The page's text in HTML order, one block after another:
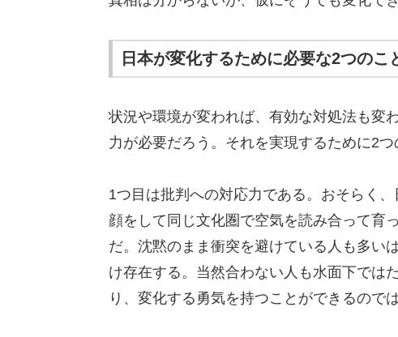
日本が変化するために必要な2つのこ
状況や環境が変われば、有効な対処法も変
力が必要だろう。それを実現するために2つ
1つ目は批判への対応力である。おそらく
顔をして同じ文化圏で空気を読み合って育
だ。沈黙のまま衝突を避けている人も多い
け存在する。当然合わない人も水面下では
り、変化する勇気を持つことができるので